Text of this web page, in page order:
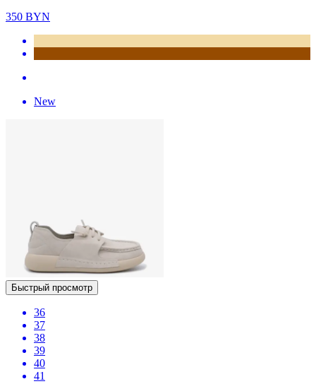
350 BYN
New
Быстрый просмотр
36
37
38
39
40
41